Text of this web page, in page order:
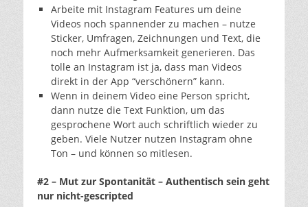
Arbeite mit Instagram Features um deine
Videos noch spannender zu machen – nutze
Sticker, Umfragen, Zeichnungen und Text, die
noch mehr Aufmerksamkeit generieren. Das
tolle an Instagram ist ja, dass man Videos
direkt in der App “verschönern” kann.
Wenn in deinem Video eine Person spricht,
dann nutze die Text Funktion, um das
gesprochene Wort auch schriftlich wieder zu
geben. Viele Nutzer nutzen Instagram ohne
Ton – und können so mitlesen.
#2 – Mut zur Spontanität – Authentisch sein geht
nur nicht-gescripted